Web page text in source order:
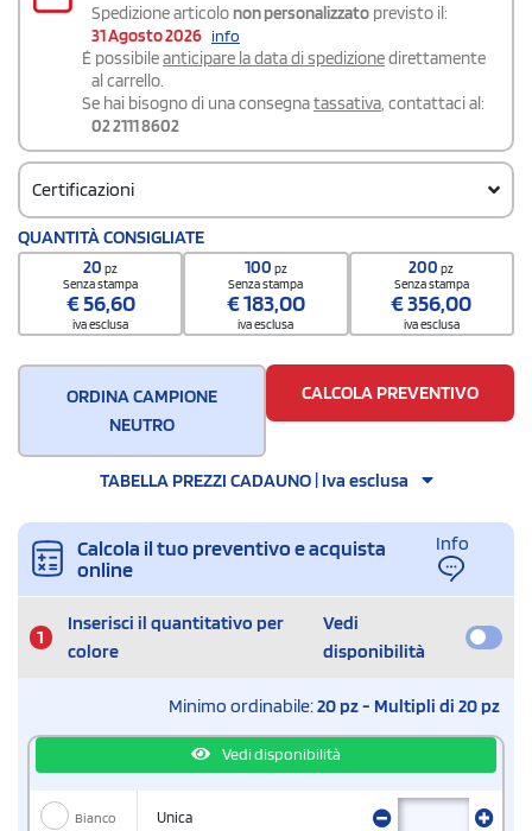
Spedizione articolo non personalizzato previsto il:
31 Agosto 2026 info
É possibileanticipare la data di spedizionedirettamente
al carrello.
Se hai bisogno di una consegnatassativa, contattaci al:
02 2111 8602
Certificazioni
certificazione.pdf >
QUANTITÀ CONSIGLIATE
20pz
Senza stampa
€56,60
iva esclusa
100 pz
Senza stampa
€183,00
iva esclusa
200pz
Senza stampa
€356,00
iva esclusa
ORDINA CAMPIONE
NEUTRO
CALCOLA PREVENTIVO
TABELLA PREZZI CADAUNO | Iva esclusa
Calcola il tuo preventivo e acquista
online
Info
1
Inserisci il quantitativo per
colore
Vedi
disponibilità
Minimo ordinabile:20 pz - Multipli di 20 pz
Vedi disponibilità
Bianco Unica